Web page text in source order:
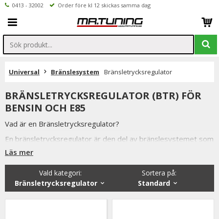
0413 - 32002 Order före kl 12 skickas samma dag
Universal Bränslesystem Bränsletrycksregulator
BRÄNSLETRYCKSREGULATOR (BTR) FÖR
BENSIN OCH E85
Vad är en Bränsletrycksregulator?
En bränsletrycksregulator är den del av bränslesystemet som
reglerar trycket.
Dess uppgift är att strypa returflödet av bränslet och på så
vis bygga upp ett högre bränsletryck över spridarna.
Bränsletrycksregulator förkortas och benämns även ofta som
Läs mer
Sortera på:
Standard
Vald kategori:
Bränsletrycksregulator